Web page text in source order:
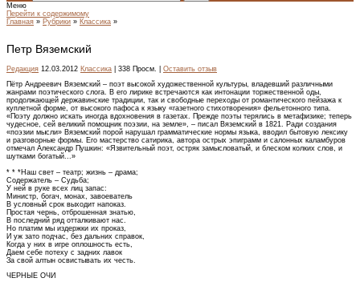
Меню
Перейти к содержимому
Главная » Рубрики » Классика »
Петр Вяземский
Редакция 12.03.2012 Классика | 338 Просм. | Оставить отзыв
Пётр Андреевич Вяземский – поэт высокой художественной культуры, владевший различными
жанрами поэтического слога. В его лирике встречаются как интонации торжественной оды,
продолжающей державинские традиции, так и свободные переходы от романтического пейзажа к
куплетной форме, от высокого пафоса к языку «газетного стихотворения» фельетонного типа.
«Поэту должно искать иногда вдохновения в газетах. Прежде поэты терялись в метафизике; теперь
чудесное, сей великий помощник поэзии, на земле», – писал Вяземский в 1821. Ради создания
«поэзии мысли» Вяземский порой нарушал грамматические нормы языка, вводил бытовую лексику
и разговорные формы. Его мастерство сатирика, автора острых эпиграмм и салонных каламбуров
отмечал Александр Пушкин: «Язвительный поэт, остряк замысловатый, и блеском колких слов, и
шутками богатый...»
* * *Наш свет – театр; жизнь – драма;
Содержатель – Судьба;
У ней в руке всех лиц запас:
Министр, богач, монах, завоеватель
В условный срок выходит напоказ.
Простая чернь, отброшенная знатью,
В последний ряд отталкивают нас.
Но платим мы издержки их проказ,
И уж зато подчас, без дальних справок,
Когда у них в игре оплошность есть,
Даем себе потеху с задних лавок
За свой алтын освистывать их честь.
ЧЕРНЫЕ ОЧИ